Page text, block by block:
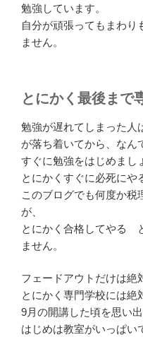
勉強しています。
自分が頑張ってもまわり
ません。
とにかく最後まで
勉強が遅れてしまった人
が落ち着いてから、なん
すぐに勉強をはじめまし
とにかくすぐに必死にや
このブログでも何度か税
が、
とにかく合格してやる
ません。
フェードアウトだけは絶
とにかく専門学校には絶
9月の開講した頃を思い出
はじめは教室がいっぱい